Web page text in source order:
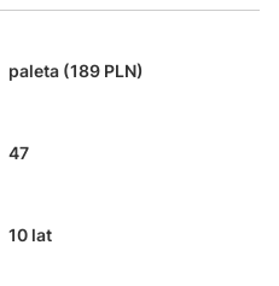
paleta (189 PLN)
47
10 lat